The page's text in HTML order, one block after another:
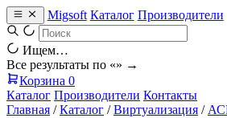
Migsoft Каталог Производители
Ищем…
Все результаты по «» →
Корзина 0
Каталог Производители Контакты
Главная / Каталог / Виртуализация /